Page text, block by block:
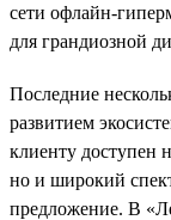
сети офлайн-
для грандиозной
Последние
развитием
клиенту доступен
но и широкий
предложение. В